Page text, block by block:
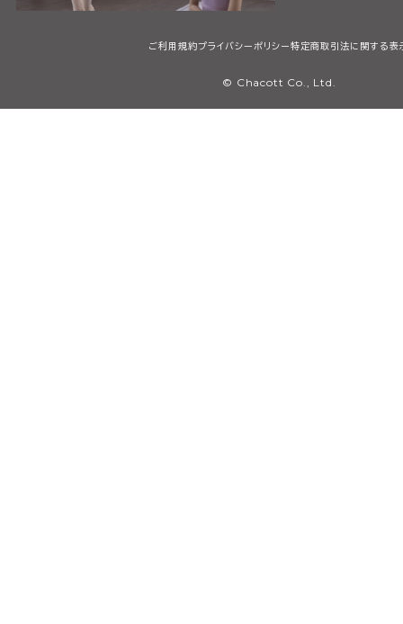
ご利用規約プライバシーポリシー特定商取引法に関する表
© Chacott Co., Ltd.